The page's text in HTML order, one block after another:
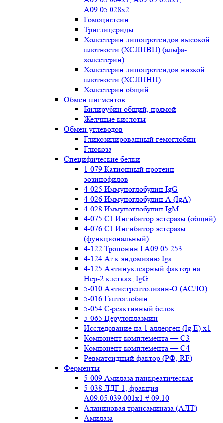
А09.05.028х2
Гомоцистеин
Триглицериды
Холестерин липопротеидов высокой
плотности (ХСЛПВП) (альфа-
холестерин)
Холестерин липопротеидов низкой
плотности (ХСЛПНП)
Холестерин общий
Обмен пигментов
Билирубин общий, прямой
Желчные кислоты
Обмен углеводов
Гликозилированный гемоглобин
Глюкоза
Специфические белки
1-079 Катионный протеин
эозинофилов
4-025 Иммуноглобулин IgG
4-026 Иммуноглобулин А (IgA)
4-028 Иммуноглобулин IgM
4-075 С1 Ингибитор эстеразы (общий)
4-076 С1 Ингибитор эстеразы
(функциональный)
4-122 Тропонин I A09.05.253
4-124 Ат к эндомизию Iga
4-125 Антинуклеарный фактор на
Нер-2 клетках, IgG
5-010 Антистрептолизин-О (АСЛО)
5-016 Гаптоглобин
5-054 С-реактивный белок
5-065 Церулоплазмин
Исследование на 1 аллерген (Ig E) x1
Компонент комплемента — С3
Компонент комплемента — С4
Ревматоидный фактор (РФ, RF)
Ферменты
5-009 Амилаза панкреатическая
5-038 ЛДГ 1, фракция
A09.05.039.001x1 # 09.10
Аланиновая трансаминаза (АЛТ)
Амилаза